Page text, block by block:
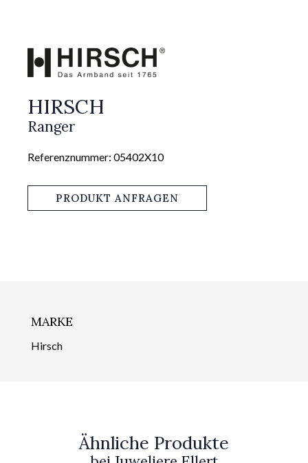
HIRSCH
Ranger
Referenznummer: 05402X10
PRODUKT ANFRAGEN
MARKE
Hirsch
Ähnliche Produkte